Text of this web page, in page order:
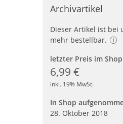
Archivartikel
Dieser Artikel ist bei
mehr bestellbar.
letzter Preis im
6,99 €
inkl. 19% MwSt.
In Shop
28. Oktober 2018